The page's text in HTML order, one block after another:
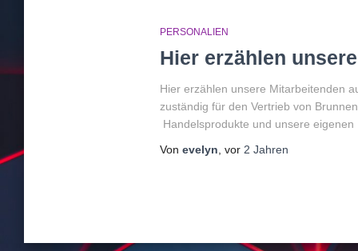
PERSONALIEN
Hier erzählen
Hier erzählen unsere Mitarbeitenden
zuständig für den Vertrieb von
Handelsprodukte und unsere
Von evelyn , vor 2 Jahren